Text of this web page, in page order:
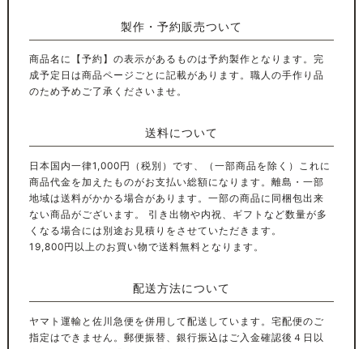
製作・予約販売ついて
商品名に【予約】の表示があるものは予約製作となります。完
成予定日は商品ページごとに記載があります。職人の手作り品
のため予めご了承くださいませ。
送料について
日本国内一律1,000円（税別）です、（一部商品を除く）これに
商品代金を加えたものがお支払い総額になります。離島・一部
地域は送料がかかる場合があります。一部の商品に同梱包出来
ない商品がございます。 引き出物や内祝、ギフトなど数量が多
くなる場合には別途お見積りをさせていただきます。
19,800円以上のお買い物で送料無料となります。
配送方法について
ヤマト運輸と佐川急便を併用して配送しています。宅配便のご
指定はできません。郵便振替、銀行振込はご入金確認後４日以